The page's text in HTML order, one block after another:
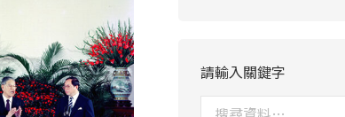
請輸入關鍵字